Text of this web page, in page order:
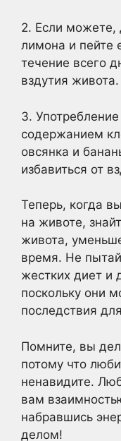
2. Если можете,
лимона и пейте
течение всего
вздутия живота.
3.
содержанием
овсянка и
избавиться от
Теперь, когда
на животе,
живота,
время. Не
жестких диет и
поскольку они
последствия
Помните, вы
потому что
ненавидите.
вам
набравшись
делом!